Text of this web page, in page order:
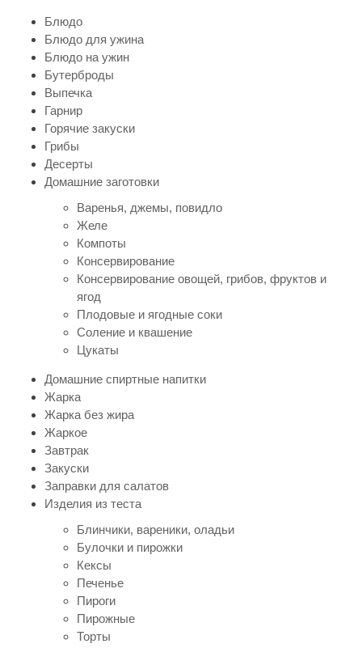
Блюдо
Блюдо для ужина
Блюдо на ужин
Бутерброды
Выпечка
Гарнир
Горячие закуски
Грибы
Десерты
Домашние заготовки
Варенья, джемы, повидло
Желе
Компоты
Консервирование
Консервирование овощей, грибов, фруктов и
ягод
Плодовые и ягодные соки
Соление и квашение
Цукаты
Домашние спиртные напитки
Жарка
Жарка без жира
Жаркое
Завтрак
Закуски
Заправки для салатов
Изделия из теста
Блинчики, вареники, оладьи
Булочки и пирожки
Кексы
Печенье
Пироги
Пирожные
Торты